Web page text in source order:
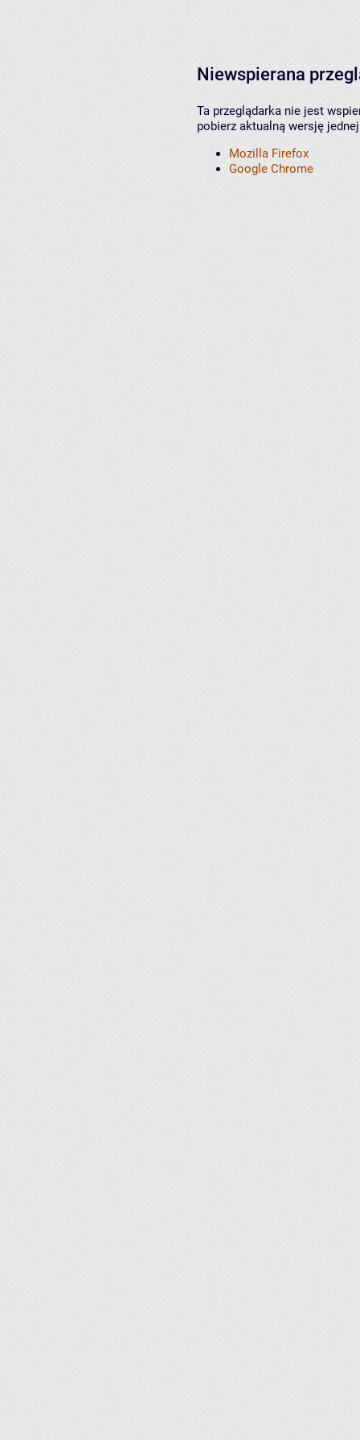
Niewspierana
Ta przeglądarka nie jest
pobierz aktualną wersję
Mozilla Firefox
Google Chrome